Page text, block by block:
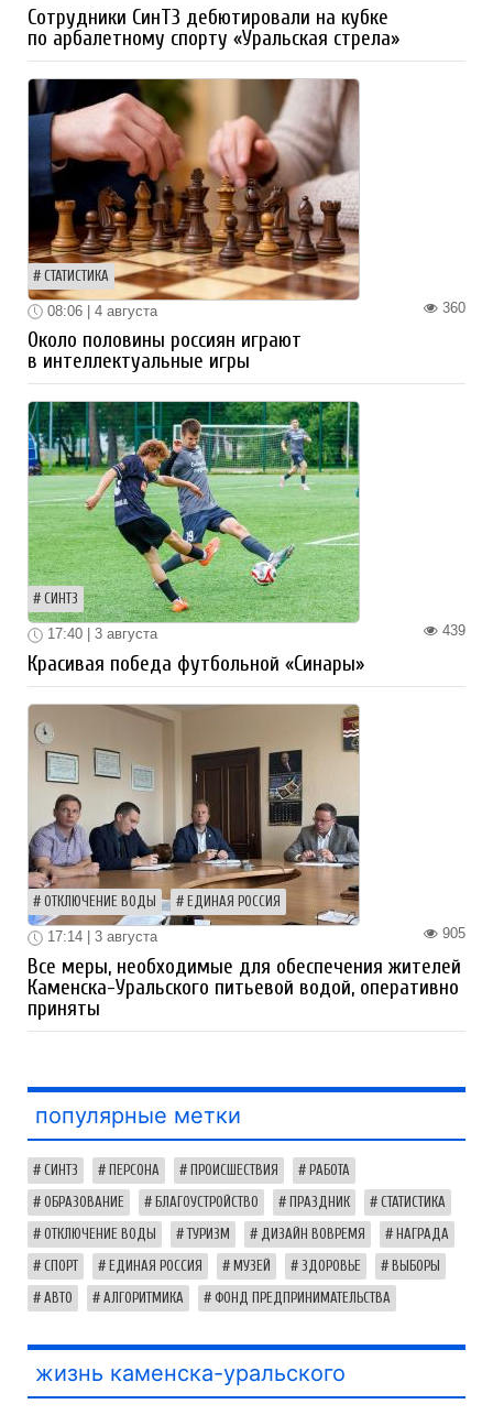
Сотрудники СинТЗ дебютировали на кубке
по арбалетному спорту «Уральская стрела»
СТАТИСТИКА
360
08:06 | 4 августа
Около половины россиян играют
в интеллектуальные игры
СИНТЗ
439
17:40 | 3 августа
Красивая победа футбольной «Синары»
ОТКЛЮЧЕНИЕ ВОДЫ ЕДИНАЯ РОССИЯ
905
17:14 | 3 августа
Все меры, необходимые для обеспечения жителей
Каменска-Уральского питьевой водой, оперативно
приняты
популярные метки
СИНТЗ ПЕРСОНА ПРОИСШЕСТВИЯ РАБОТА
ОБРАЗОВАНИЕ БЛАГОУСТРОЙСТВО ПРАЗДНИК СТАТИСТИКА
ОТКЛЮЧЕНИЕ ВОДЫ ТУРИЗМ ДИЗАЙН ВОВРЕМЯ НАГРАДА
СПОРТ ЕДИНАЯ РОССИЯ МУЗЕЙ ЗДОРОВЬЕ ВЫБОРЫ
АВТО АЛГОРИТМИКА ФОНД ПРЕДПРИНИМАТЕЛЬСТВА
жизнь каменска-уральского